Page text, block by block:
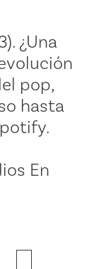
¿Una
pop,
hasta
En